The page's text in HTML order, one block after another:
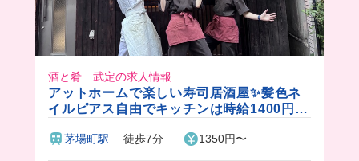
酒と肴 武定の求人情報
アットホームで楽しい寿司居酒屋✨髪色ネ
イルピアス自由でキッチンは時給1400円‼️
茅場町駅 徒歩7分 1350円〜